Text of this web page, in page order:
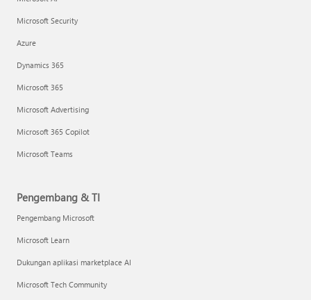
Microsoft Security
Azure
Dynamics 365
Microsoft 365
Microsoft Advertising
Microsoft 365 Copilot
Microsoft Teams
Pengembang & TI
Pengembang Microsoft
Microsoft Learn
Dukungan aplikasi marketplace AI
Microsoft Tech Community